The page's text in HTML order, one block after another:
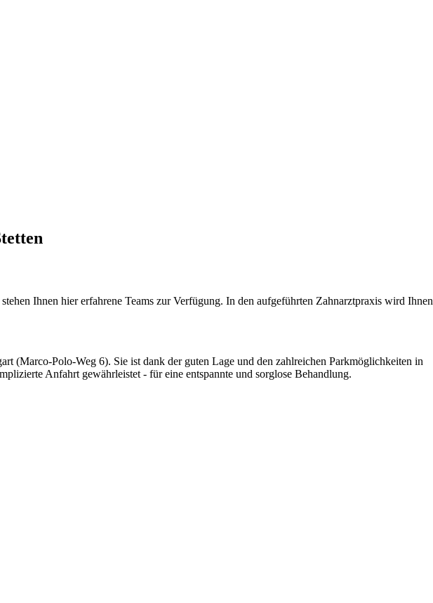
Ihnen hier erfahrene Teams zur Verfügung. In den aufgeführten Zahnarztpraxis wird Ihnen
(Marco-Polo-Weg 6). Sie ist dank der guten Lage und den zahlreichen Parkmöglichkeiten in
Anfahrt gewährleistet - für eine entspannte und sorglose Behandlung.